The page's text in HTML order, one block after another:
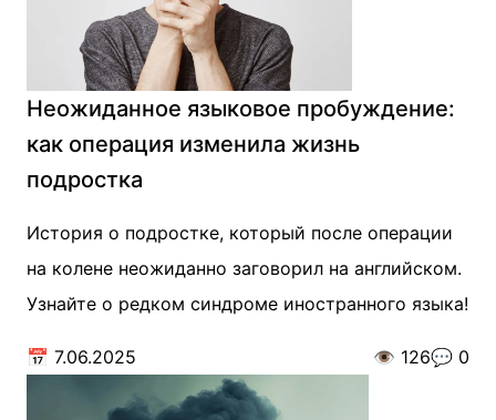
Неожиданное языковое пробуждение:
как операция изменила жизнь
подростка
История о подростке, который после операции
на колене неожиданно заговорил на английском.
Узнайте о редком синдроме иностранного языка!
📅 7.06.2025 👁️ 126💬 0